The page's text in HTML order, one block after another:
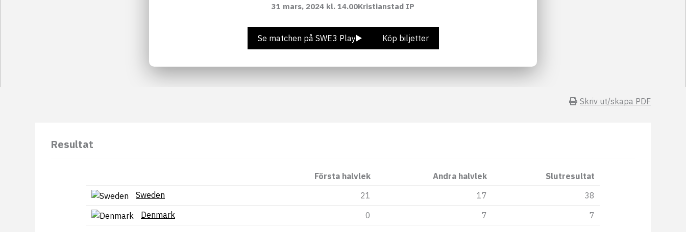
31 mars, 2024 kl. 14.00Kristianstad IP
Se matchen på SWE3 Play Köp biljetter
Skriv ut/skapa PDF
Resultat
Första halvlek Andra halvlek
Slutresultat
Sweden
21 17
38
Denmark
0 7 7